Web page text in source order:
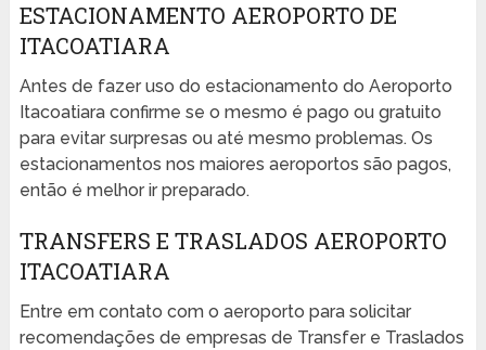
ESTACIONAMENTO AEROPORTO DE
ITACOATIARA
Antes de fazer uso do estacionamento do Aeroporto
Itacoatiara confirme se o mesmo é pago ou gratuito
para evitar surpresas ou até mesmo problemas. Os
estacionamentos nos maiores aeroportos são pagos,
então é melhor ir preparado.
TRANSFERS E TRASLADOS AEROPORTO
ITACOATIARA
Entre em contato com o aeroporto para solicitar
recomendações de empresas de Transfer e Traslados